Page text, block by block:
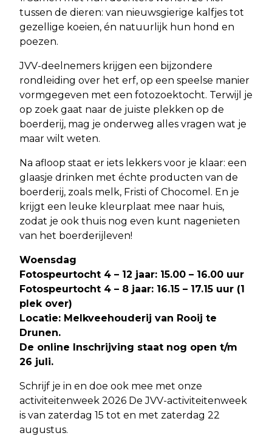
tussen de dieren: van nieuwsgierige kalfjes tot
gezellige koeien, én natuurlijk hun hond en
poezen.
JVV-deelnemers krijgen een bijzondere
rondleiding over het erf, op een speelse manier
vormgegeven met een fotozoektocht. Terwijl je
op zoek gaat naar de juiste plekken op de
boerderij, mag je onderweg alles vragen wat je
maar wilt weten.
Na afloop staat er iets lekkers voor je klaar: een
glaasje drinken met échte producten van de
boerderij, zoals melk, Fristi of Chocomel. En je
krijgt een leuke kleurplaat mee naar huis,
zodat je ook thuis nog even kunt nagenieten
van het boerderijleven!
Woensdag
Fotospeurtocht 4 – 12 jaar: 15.00 – 16.00 uur
Fotospeurtocht 4 – 8 jaar: 16.15 – 17.15 uur (1
plek over)
Locatie: Melkveehouderij van Rooij te
Drunen.
De online Inschrijving staat nog open t/m
26 juli.
Schrijf je in en doe ook mee met onze
activiteitenweek 2026 De JVV-activiteitenweek
is van zaterdag 15 tot en met zaterdag 22
augustus.